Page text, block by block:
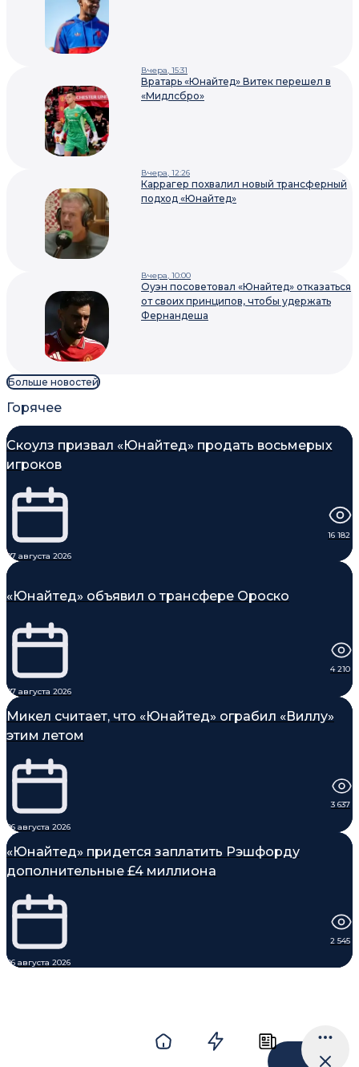
Вчера, 15:31
Вратарь «Юнайтед» Витек перешел в
«Мидлсбро»
Вчера, 12:26
Каррагер похвалил новый трансферный
подход «Юнайтед»
Вчера, 10:00
Оуэн посоветовал «Юнайтед» отказаться
от своих принципов, чтобы удержать
Фернандеша
Больше новостей
Горячее
Скоулз призвал «Юнайтед» продать восьмерых
игроков
07 августа 2026
16 182
«Юнайтед» объявил о трансфере Ороско
07 августа 2026
4 210
Микел считает, что «Юнайтед» ограбил «Виллу»
этим летом
06 августа 2026
3 637
«Юнайтед» придется заплатить Рэшфорду
дополнительные £4 миллиона
06 августа 2026
2 545